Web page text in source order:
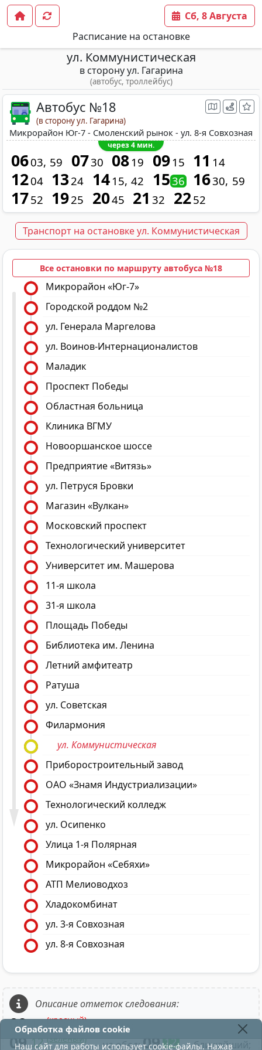
Расписание на остановке
Сб, 8 Августа
ул. Коммунистическая
в сторону ул. Гагарина
(автобус, троллейбус)
Автобус №18
(в сторону ул. Гагарина)
Микрорайон Юг-7 - Смоленский рынок - ул. 8-я Совхозная
через 4 мин.
0603 59 0730 08 19 09 15 11 14
1204 1324 14 15 42 1536 1630 59
1752 1925 2045 21 32 2252
Транспорт на остановке ул. Коммунистическая
Все остановки по маршруту автобуса №18
Микрорайон «Юг-7»
Городской роддом №2
ул. Генерала Маргелова
ул. Воинов-Интернационалистов
Маладик
Проспект Победы
Областная больница
Клиника ВГМУ
Новооршанское шоссе
Предприятие «Витязь»
ул. Петруся Бровки
Магазин «Вулкан»
Московский проспект
Технологический университет
Университет им. Машерова
11-я школа
31-я школа
Площадь Победы
Библиотека им. Ленина
Летний амфитеатр
Ратуша
ул. Советская
Филармония
ул. Коммунистическая
Приборостроительный завод
ОАО «Знамя Индустриализации»
Технологический колледж
ул. Осипенко
Улица 1-я Полярная
Микрорайон «Себяхи»
АТП Мелиоводхоз
Хладокомбинат
ул. 3-я Совхозная
ул. 8-я Совхозная
Описание отметок следования:
09 12(красный) - в парк;
09 12 (зелёный) - на обед;09 12 - ближайший;
Обработка файлов cookie
Наш сайт для работы использует cookie-файлы. Нажав